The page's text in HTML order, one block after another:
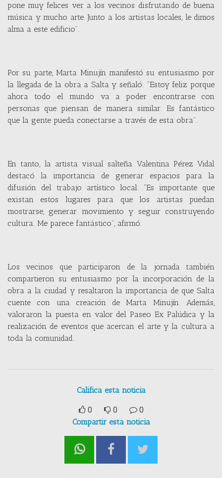
pone muy felices ver a los vecinos disfrutando de buena
música y mucho arte. Junto a los artistas locales, le dimos
alma a este edificio”.
Por su parte, Marta Minujín manifestó su entusiasmo por
la llegada de la obra a Salta y señaló: “Estoy feliz porque
ahora todo el mundo va a poder encontrarse con
personas que piensan de manera similar. Es fantástico
que la gente pueda conectarse a través de esta obra”.
En tanto, la artista visual salteña Valentina Pérez Vidal
destacó la importancia de generar espacios para la
difusión del trabajo artístico local. “Es importante que
existan estos lugares para que los artistas puedan
mostrarse, generar movimiento y seguir construyendo
cultura. Me parece fantástico”, afirmó.
Los vecinos que participaron de la jornada también
compartieron su entusiasmo por la incorporación de la
obra a la ciudad y resaltaron la importancia de que Salta
cuente con una creación de Marta Minujín. Además,
valoraron la puesta en valor del Paseo Ex Palúdica y la
realización de eventos que acercan el arte y la cultura a
toda la comunidad.
Califica esta noticia
0 0
0
Compartir esta noticia